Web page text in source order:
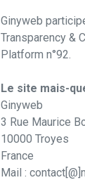
Ginyweb
Transparency &
Platform n°92.
Le site mais-
Ginyweb
3 Rue Maurice
10000 Troyes
France
Mail :